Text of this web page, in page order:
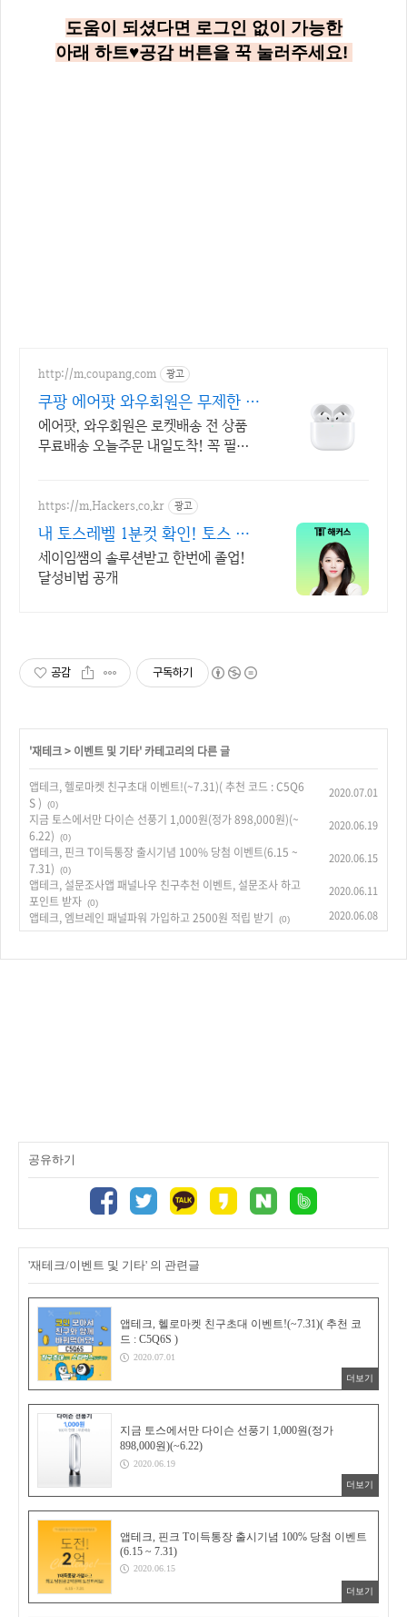
도움이 되셨다면 로그인 없이 가능한
아래 하트♥공감 버튼을 꾹 눌러주세요!
http://m.coupang.com 광고
쿠팡 에어팟 와우회원은 무제한 무
료 배송
에어팟, 와우회원은 로켓배송 전 상품
무료배송 오늘주문 내일도착! 꼭 필요
https://m.Hackers.co.kr 광고
내 토스레벨 1분컷 확인! 토스 자
료집도 무료다
세이임쌤의 솔루션받고 한번에 졸업!
달성비법 공개
공감 구독하기
'재테크> 이벤트 및 기타' 카테고리의 다른 글
앱테크, 헬로마켓 친구초대 이벤트!(~7.31)( 추천 코드 : C5Q6
S )
(0)
2020.07.01
지금 토스에서만 다이슨 선풍기 1,000원(정가 898,000원)(~
6.22)
(0)
2020.06.19
앱테크, 핀크 T이득통장 출시기념 100% 당첨 이벤트(6.15 ~
7.31)
(0)
2020.06.15
앱테크, 설문조사앱 패널나우 친구추천 이벤트, 설문조사 하고
포인트 받자 (0)
2020.06.11
앱테크, 엠브레인 패널파워 가입하고 2500원 적립 받기 (0) 2020.06.08
공유하기
'재테크/이벤트 및 기타' 의 관련글
앱테크, 헬로마켓 친구초대 이벤트!(~7.31)( 추천 코
드 : C5Q6S )
2020.07.01
더보기
지금 토스에서만 다이슨 선풍기 1,000원(정가
898,000원)(~6.22)
2020.06.19
더보기
앱테크, 핀크 T이득통장 출시기념 100% 당첨 이벤트
(6.15 ~ 7.31)
2020.06.15
더보기